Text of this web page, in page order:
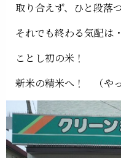
取り合えず、ひと段落
それでも終わる気配は
ことし初の米！
新米の精米へ！ （や